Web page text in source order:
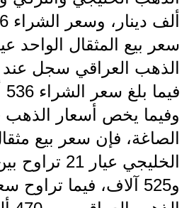
نتائج
اسئلة
فيما بلغ سعر الشراء 536 ألفاً.
وفيما يخص أسعار
الصاغة، فإن سعر بيع
و525 آلاف، فيما